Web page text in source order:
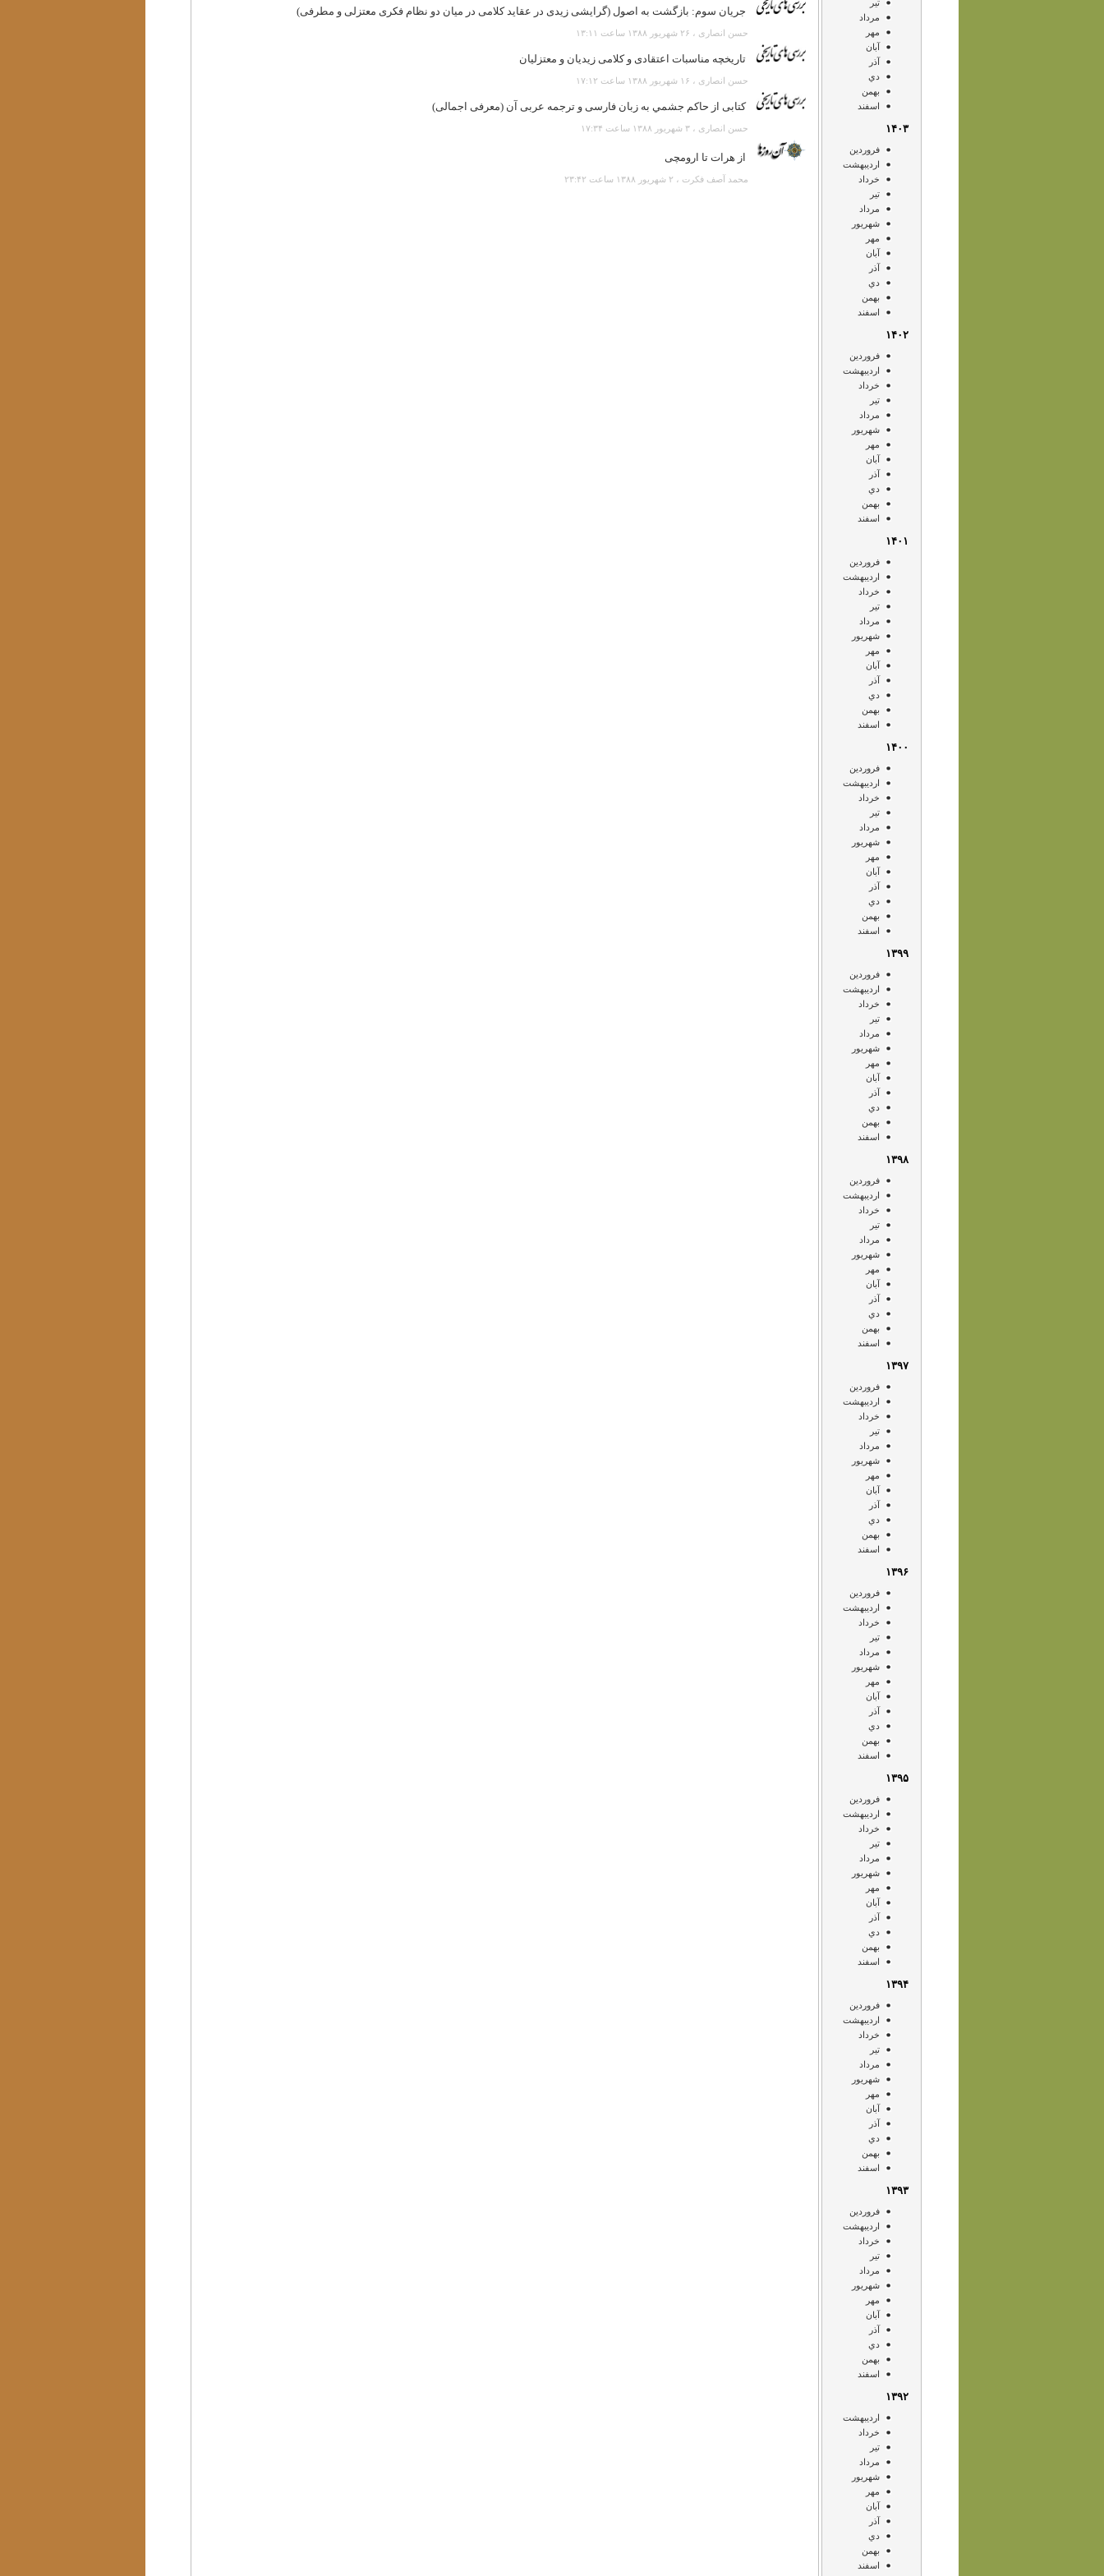
تير
مرداد
مهر
آبان
آذر
دي
بهمن
اسفند
۱۴۰۳
فروردين
ارديبهشت
خرداد
تير
مرداد
شهريور
مهر
آبان
آذر
دي
بهمن
اسفند
۱۴۰۲
فروردين
ارديبهشت
خرداد
تير
مرداد
شهريور
مهر
آبان
آذر
دي
بهمن
اسفند
۱۴۰۱
فروردين
ارديبهشت
خرداد
تير
مرداد
شهريور
مهر
آبان
آذر
دي
بهمن
اسفند
۱۴۰۰
فروردين
ارديبهشت
خرداد
تير
مرداد
شهريور
مهر
آبان
آذر
دي
بهمن
اسفند
۱۳۹۹
فروردين
ارديبهشت
خرداد
تير
مرداد
شهريور
مهر
آبان
آذر
دي
بهمن
اسفند
۱۳۹۸
فروردين
ارديبهشت
خرداد
تير
مرداد
شهريور
مهر
آبان
آذر
دي
بهمن
اسفند
۱۳۹۷
فروردين
ارديبهشت
خرداد
تير
مرداد
شهريور
مهر
آبان
آذر
دي
بهمن
اسفند
۱۳۹۶
فروردين
ارديبهشت
خرداد
تير
مرداد
شهريور
مهر
آبان
آذر
دي
بهمن
اسفند
۱۳۹۵
فروردين
ارديبهشت
خرداد
تير
مرداد
شهريور
مهر
آبان
آذر
دي
بهمن
اسفند
۱۳۹۴
فروردين
ارديبهشت
خرداد
تير
مرداد
شهريور
مهر
آبان
آذر
دي
بهمن
اسفند
۱۳۹۳
فروردين
ارديبهشت
خرداد
تير
مرداد
شهريور
مهر
آبان
آذر
دي
بهمن
اسفند
۱۳۹۲
ارديبهشت
خرداد
تير
مرداد
شهريور
مهر
آبان
آذر
دي
بهمن
اسفند
جريان سوم: بازگشت به اصول (گرايشی زيدی در عقايد کلامی در ميان دو نظام فکری معتزلی و مطرفی)
حسن انصارى ، ۲۶ شهريور ۱۳۸۸ ساعت ۱۳:۱۱
تاريخچه مناسبات اعتقادی و کلامی زيديان و معتزليان
حسن انصارى ، ۱۶ شهريور ۱۳۸۸ ساعت ۱۷:۱۲
کتابی از حاکم جشمي به زبان فارسی و ترجمه عربی آن (معرفی اجمالی)
حسن انصارى ، ۳ شهريور ۱۳۸۸ ساعت ۱۷:۳۴
از هرات تا ارومچی
محمد آصف فكرت ، ۲ شهريور ۱۳۸۸ ساعت ۲۳:۴۲